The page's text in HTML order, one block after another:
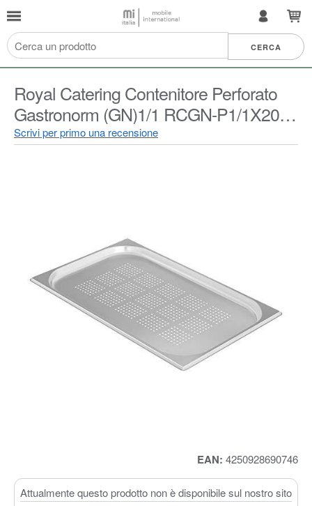
Royal Catering Contenitore Perforato
Gastronorm (GN)1/1 RCGN-P1/1X20
(Acciaio Inossidabile 2,5 Litri Profondità
Scrivi per primo una recensione
EAN: 4250928690746
Attualmente questo prodotto non è disponibile sul nostro sito